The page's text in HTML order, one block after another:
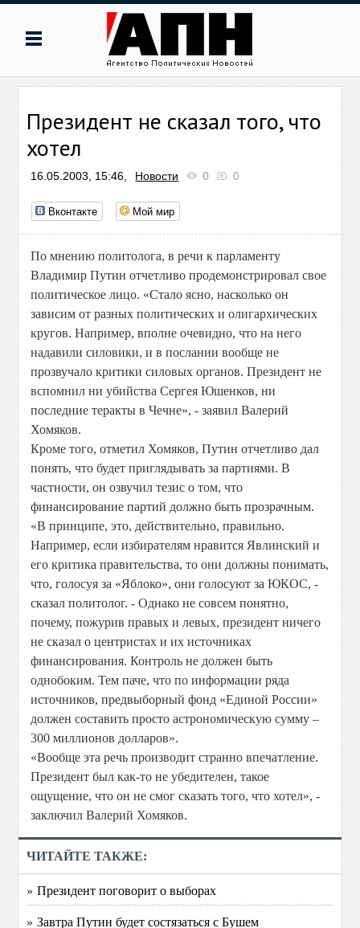
Президент не сказал того, что
хотел
16.05.2003, 15:46, Новости 0 0
Вконтакте Мой мир
По мнению политолога, в речи к парламенту
Владимир Путин отчетливо продемонстрировал свое
политическое лицо. «Стало ясно, насколько он
зависим от разных политических и олигархических
кругов. Например, вполне очевидно, что на него
надавили силовики, и в послании вообще не
прозвучало критики силовых органов. Президент не
вспомнил ни убийства Сергея Юшенков, ни
последние теракты в Чечне», - заявил Валерий
Хомяков.
Кроме того, отметил Хомяков, Путин отчетливо дал
понять, что будет приглядывать за партиями. В
частности, он озвучил тезис о том, что
финансирование партий должно быть прозрачным.
«В принципе, это, действительно, правильно.
Например, если избирателям нравится Явлинский и
его критика правительства, то они должны понимать,
что, голосуя за «Яблоко», они голосуют за ЮКОС, -
сказал политолог. - Однако не совсем понятно,
почему, пожурив правых и левых, президент ничего
не сказал о центристах и их источниках
финансирования. Контроль не должен быть
однобоким. Тем паче, что по информации ряда
источников, предвыборный фонд «Единой России»
должен составить просто астрономическую сумму –
300 миллионов долларов».
«Вообще эта речь производит странно впечатление.
Президент был как-то не убедителен, такое
ощущение, что он не смог сказать того, что хотел», -
заключил Валерий Хомяков.
ЧИТАЙТЕ ТАКЖЕ:
» Президент поговорит о выборах
» Завтра Путин будет состязаться с Бушем